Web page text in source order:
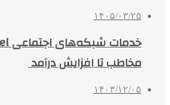
۱۴۰۵/۰۳/۲۵
مخاطب تا افزایش درآمد
۱۴۰۳/۱۲/۰۵